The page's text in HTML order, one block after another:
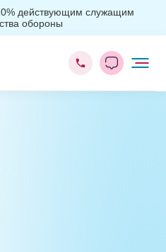
действующим служащим
обороны